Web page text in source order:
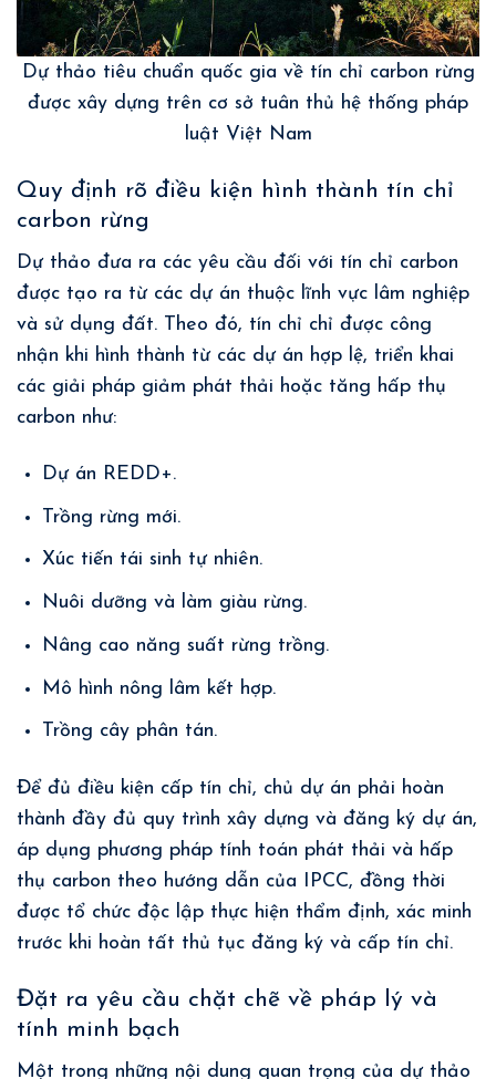
Dự thảo tiêu chuẩn quốc gia về tín chỉ carbon rừng
được xây dựng trên cơ sở tuân thủ hệ thống pháp
luật Việt Nam
Quy định rõ điều kiện hình thành tín chỉ
carbon rừng
Dự thảo đưa ra các yêu cầu đối với tín chỉ carbon
được tạo ra từ các dự án thuộc lĩnh vực lâm nghiệp
và sử dụng đất. Theo đó, tín chỉ chỉ được công
nhận khi hình thành từ các dự án hợp lệ, triển khai
các giải pháp giảm phát thải hoặc tăng hấp thụ
carbon như:
Dự án REDD+.
Trồng rừng mới.
Xúc tiến tái sinh tự nhiên.
Nuôi dưỡng và làm giàu rừng.
Nâng cao năng suất rừng trồng.
Mô hình nông lâm kết hợp.
Trồng cây phân tán.
Để đủ điều kiện cấp tín chỉ, chủ dự án phải hoàn
thành đầy đủ quy trình xây dựng và đăng ký dự án,
áp dụng phương pháp tính toán phát thải và hấp
thụ carbon theo hướng dẫn của IPCC, đồng thời
được tổ chức độc lập thực hiện thẩm định, xác minh
trước khi hoàn tất thủ tục đăng ký và cấp tín chỉ.
Đặt ra yêu cầu chặt chẽ về pháp lý và
tính minh bạch
Một trong những nội dung quan trọng của dự thảo